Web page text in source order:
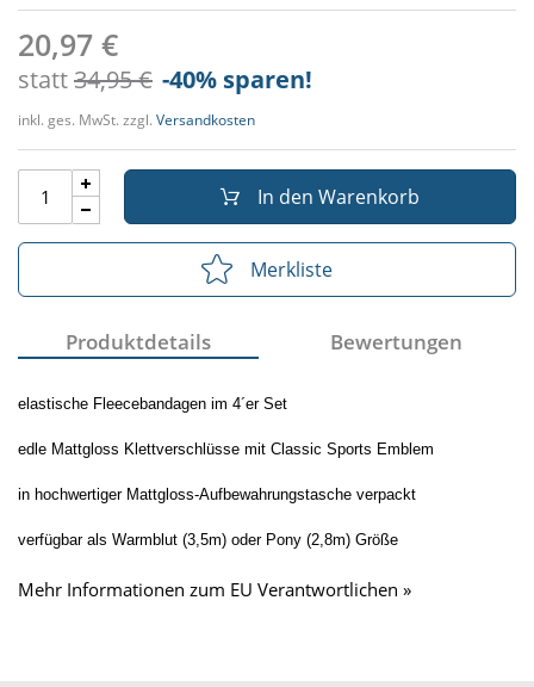
20,97 €
statt34,95 € -40% sparen!
inkl. ges. MwSt. zzgl. Versandkosten
In den Warenkorb
Merkliste
Produktdetails Bewertungen
elastische Fleecebandagen im 4´er Set
edle Mattgloss Klettverschlüsse mit Classic Sports Emblem
in hochwertiger Mattgloss-Aufbewahrungstasche verpackt
verfügbar als Warmblut (3,5m) oder Pony (2,8m) Größe
Mehr Informationen zum EU Verantwortlichen »